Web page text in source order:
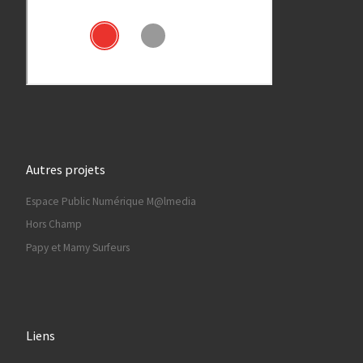
Autres projets
Espace Public Numérique M@lmedia
Hors Champ
Papy et Mamy Surfeurs
Liens